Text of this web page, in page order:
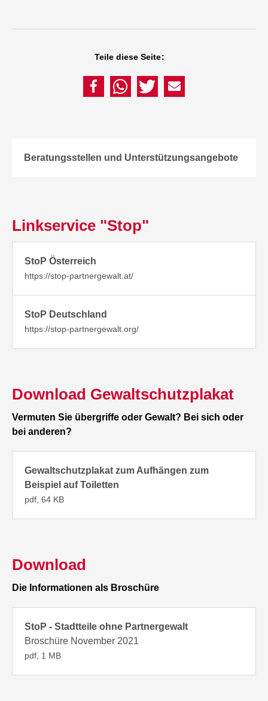
Teile diese Seite:
Beratungsstellen und Unterstützungsangebote
Linkservice "Stop"
StoP Österreich
https://stop-partnergewalt.at/
StoP Deutschland
https://stop-partnergewalt.org/
Download Gewaltschutzplakat
Vermuten Sie übergriffe oder Gewalt? Bei sich oder
bei anderen?
Gewaltschutzplakat zum Aufhängen zum
Beispiel auf Toiletten
pdf, 64 KB
Download
Die Informationen als Broschüre
StoP - Stadtteile ohne Partnergewalt
Broschüre November 2021
pdf, 1 MB